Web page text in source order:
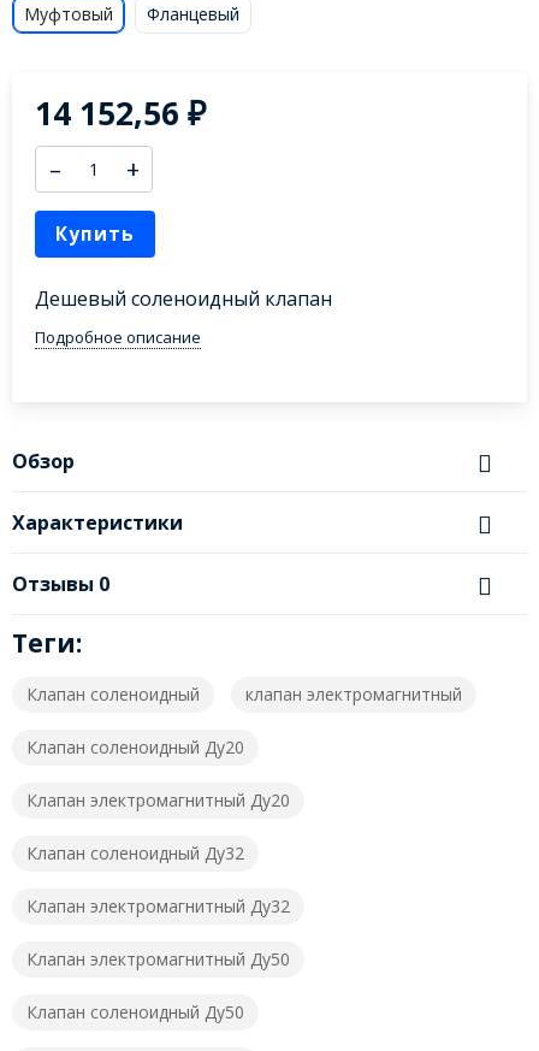
Муфтовый
Фланцевый
14 152,56₽
– +
Купить
Дешевый соленоидный клапан
Подробное описание
Обзор
Характеристики
Отзывы 0
Теги:
Клапан соленоидный клапан электромагнитный
Клапан соленоидный Ду20
Клапан электромагнитный Ду20
Клапан соленоидный Ду32
Клапан электромагнитный Ду32
Клапан электромагнитный Ду50
Клапан соленоидный Ду50